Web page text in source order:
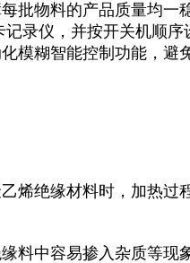
批物料的产品质量均一
记录仪，并按开关机顺
模糊智能控制功能，避
烯绝缘材料时，加热过
料中容易掺入杂质等现